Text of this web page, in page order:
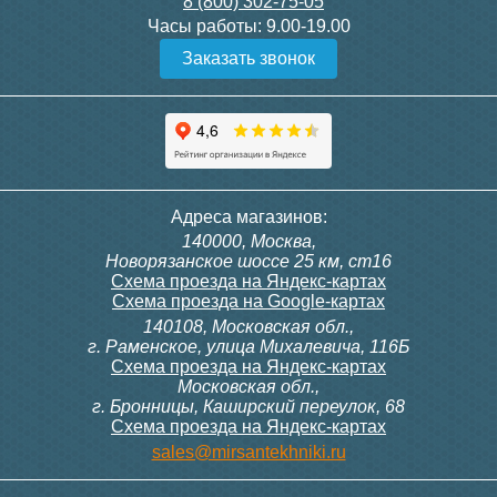
Конвектор ITT.080.200.1300
с решеткой GRILL.SGW-20-
Конвектор ITT.080.200.1000
с решеткой GRILL.SGW-20-
Конвектор ITT.080.200.1000
с решеткой GRILL.SGW-20-
Конвектор ITT.080.200.900 с
решеткой GRILL.SGA-20-
Подробнее Подробнее
100T, 230В (накладной,
расписание, упр.с пульта)
28 000
300, 230В (врезной - квадр.
коробка)
9 700
Часы работы: 9.00-19.00
Заказать звонок
Адреса магазинов:
140000, Москва,
Новорязанское шоссе 25 км, ст16
Схема проезда на Яндекс-картах
Схема проезда на Google-картах
140108, Московская обл.,
г. Раменское, улица Михалевича, 116Б
Схема проезда на Яндекс-картах
Московская обл.,
г. Бронницы, Каширский переулок, 68
Схема проезда на Яндекс-картах
sales@mirsantekhniki.ru